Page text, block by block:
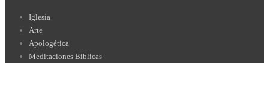
Iglesia
Arte
Apologética
Meditaciones Bíblicas